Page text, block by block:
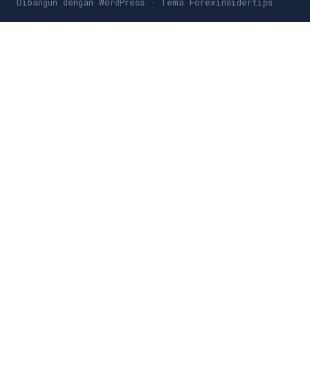
Dibangun dengan WordPress · Tema Forexinsidertips